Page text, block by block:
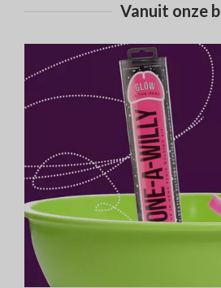
Vanuit onze